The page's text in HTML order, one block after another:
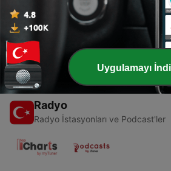
1 - جميلة بوحيرد: أيقونة الثورة الجزائرية
19 Eki 2025
Radyo
Radyo İstasyonları ve Podcast'ler
Uygulamayı